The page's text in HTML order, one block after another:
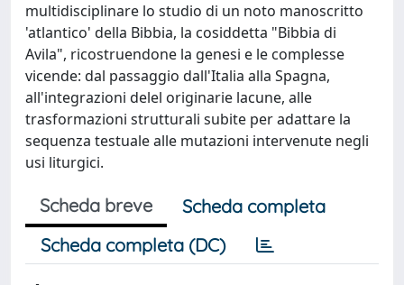
multidisciplinare lo studio di un noto manoscritto
'atlantico' della Bibbia, la cosiddetta "Bibbia di
Avila", ricostruendone la genesi e le complesse
vicende: dal passaggio dall'Italia alla Spagna,
all'integrazioni delel originarie lacune, alle
trasformazioni strutturali subite per adattare la
sequenza testuale alle mutazioni intervenute negli
usi liturgici.
Scheda breve
Scheda completa
Scheda completa (DC)